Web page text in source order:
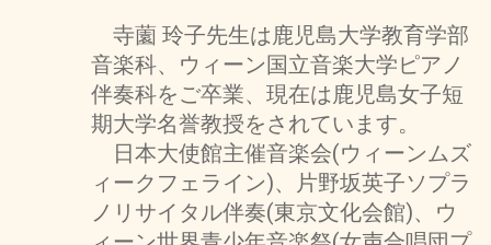
寺薗 玲子先生は鹿児島大学教育学部
音楽科、ウィーン国立音楽大学ピアノ
伴奏科をご卒業、現在は鹿児島女子短
期大学名誉教授をされています。
日本大使館主催音楽会(ウィーンムズ
ィークフェライン)、片野坂英子ソプラ
ノリサイタル伴奏(東京文化会館)、ウ